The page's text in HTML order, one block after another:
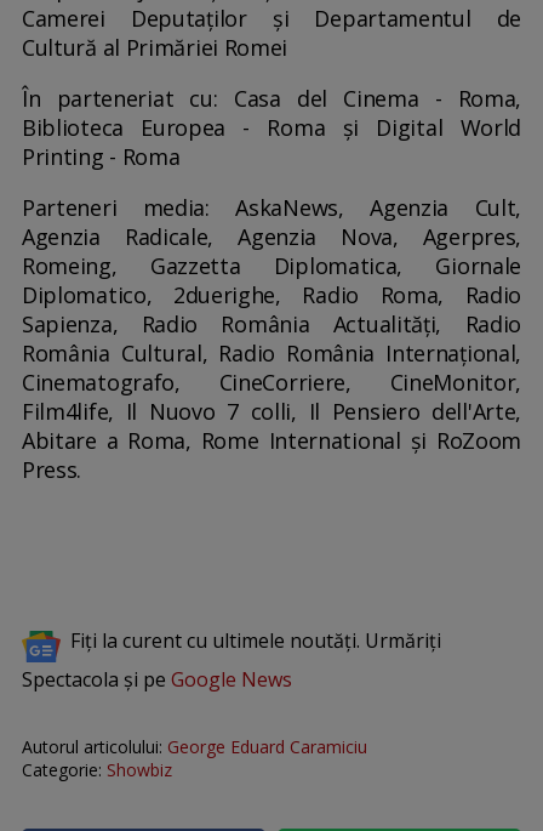
Camerei Deputaților și Departamentul de
Cultură al Primăriei Romei
În parteneriat cu: Casa del Cinema - Roma,
Biblioteca Europea - Roma și Digital World
Printing - Roma
Parteneri media: AskaNews, Agenzia Cult,
Agenzia Radicale, Agenzia Nova, Agerpres,
Romeing, Gazzetta Diplomatica, Giornale
Diplomatico, 2duerighe, Radio Roma, Radio
Sapienza, Radio România Actualități, Radio
România Cultural, Radio România Internațional,
Cinematografo, CineCorriere, CineMonitor,
Film4life, Il Nuovo 7 colli, Il Pensiero dell'Arte,
Abitare a Roma, Rome International și RoZoom
Press.
Fiți la curent cu ultimele noutăți. Urmăriți
Spectacola și pe Google News
Autorul articolului: George Eduard Caramiciu
Categorie: Showbiz